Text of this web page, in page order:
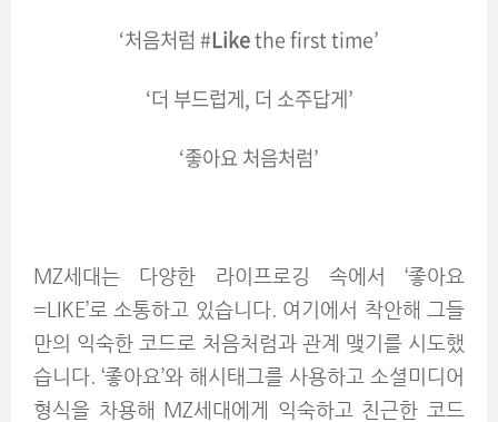
‘처음처럼 #Likethe first time’
‘더 부드럽게, 더 소주답게’
‘좋아요 처음처럼’
MZ세대는 다양한 라이프로깅 속에서 ‘좋아요
=LIKE’로 소통하고 있습니다. 여기에서 착안해 그들
만의 익숙한 코드로 처음처럼과 관계 맺기를 시도했
습니다. ‘좋아요’와 해시태그를 사용하고 소셜미디어
형식을 차용해 MZ세대에게 익숙하고 친근한 코드